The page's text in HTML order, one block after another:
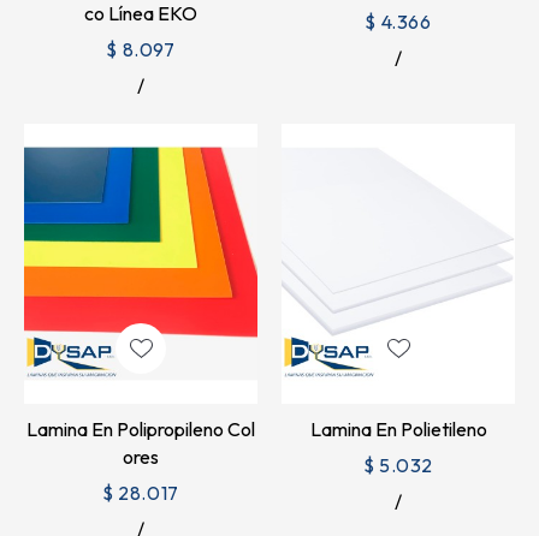
Co Línea EKO
$ 8.097
$ 4.366
Lamina En Polipropileno Col
Ores
$ 28.017
Lamina En Polietileno
$ 5.032